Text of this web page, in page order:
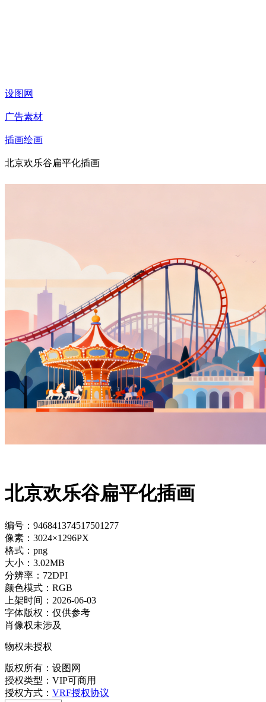
设图网
广告素材
插画绘画
北京欢乐谷扁平化插画
北京欢乐谷扁平化插画
编号：946841374517501277
像素：3024×1296PX
格式：png
大小：3.02MB
分辨率：72DPI
颜色模式：RGB
上架时间：2026-06-03
字体版权：仅供参考
肖像权未涉及
物权未授权
版权所有：设图网
授权类型：VIP可商用
授权方式： VRF授权协议